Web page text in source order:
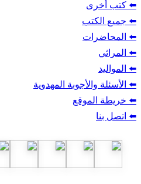
المهدوية